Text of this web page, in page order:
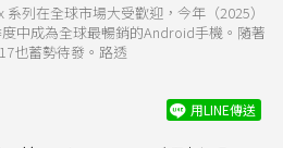
系列在全球市場大受歡迎，今年（2025）
中成為全球最暢銷的Android手機。隨著
也蓄勢待發。路透
用LINE傳送